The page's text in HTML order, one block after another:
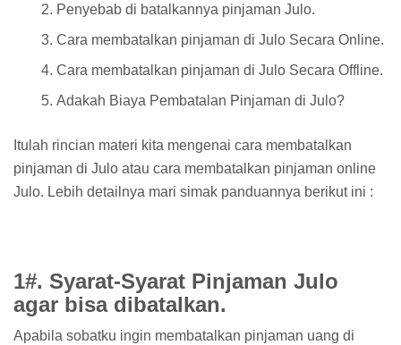
Penyebab di batalkannya pinjaman Julo.
Cara membatalkan pinjaman di Julo Secara Online.
Cara membatalkan pinjaman di Julo Secara Offline.
Adakah Biaya Pembatalan Pinjaman di Julo?
Itulah rincian materi kita mengenai cara membatalkan
pinjaman di Julo atau cara membatalkan pinjaman online
Julo. Lebih detailnya mari simak panduannya berikut ini :
1#. Syarat-Syarat Pinjaman Julo
agar bisa dibatalkan.
Apabila sobatku ingin membatalkan pinjaman uang di